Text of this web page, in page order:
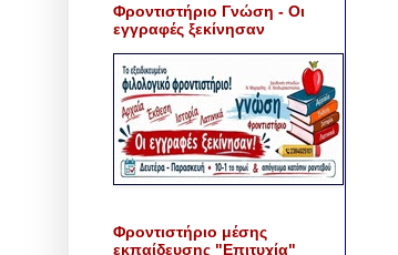
Φροντιστήριο Γνώση - Οι
εγγραφές ξεκίνησαν
Φροντιστήριο μέσης
εκπαίδευσης "Επιτυχία"